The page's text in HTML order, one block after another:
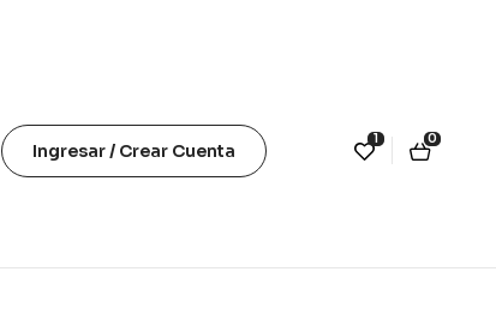
Ingresar / Crear Cuenta
1 0